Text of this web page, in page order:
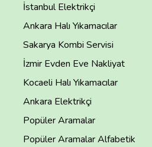
İstanbul Elektrikçi
Ankara Halı Yıkamacılar
Sakarya Kombi Servisi
İzmir Evden Eve Nakliyat
Kocaeli Halı Yıkamacılar
Ankara Elektrikçi
Popüler Aramalar
Popüler Aramalar Alfabetik